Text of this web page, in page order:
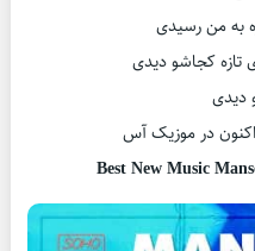
به من رسیدی
کجاشو دیدی
دیدی
Best New Music